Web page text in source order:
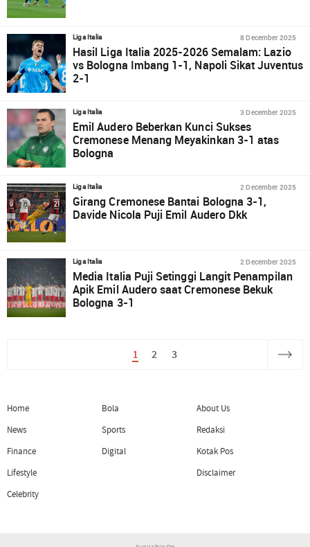
Liga Italia 8 December 2025
Hasil Liga Italia 2025-2026 Semalam: Lazio
vs Bologna Imbang 1-1, Napoli Sikat Juventus
2-1
Liga Italia 3 December 2025
Emil Audero Beberkan Kunci Sukses
Cremonese Menang Meyakinkan 3-1 atas
Bologna
Liga Italia 2 December 2025
Girang Cremonese Bantai Bologna 3-1,
Davide Nicola Puji Emil Audero Dkk
Liga Italia 2 December 2025
Media Italia Puji Setinggi Langit Penampilan
Apik Emil Audero saat Cremonese Bekuk
Bologna 3-1
1 2 3
Home
News
Finance
Lifestyle
Celebrity
Bola
Sports
Digital
About Us
Redaksi
Kotak Pos
Disclaimer